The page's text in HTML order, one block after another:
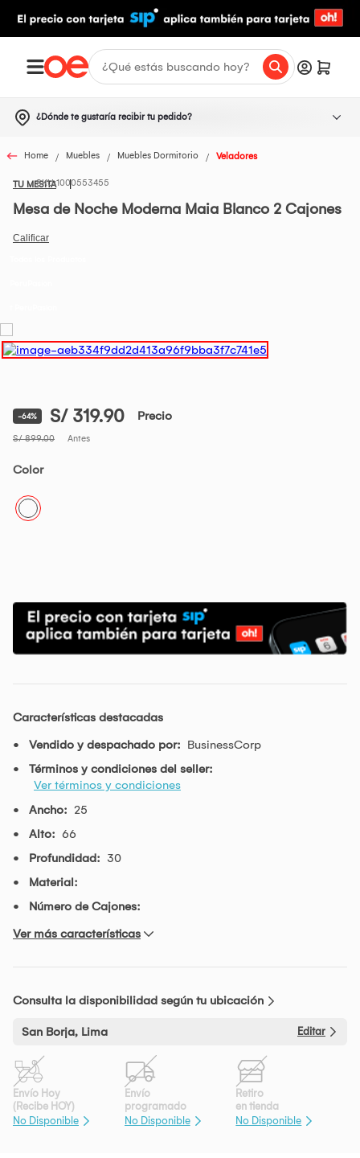
¿Dónde te gustaría recibir tu pedido?
Home Muebles Muebles Dormitorio Veladores
TU MESITA1000553455
Mesa de Noche Moderna Maia Blanco 2 Cajones
-64% S/ 319.90 Precio
S/ 899.00 Antes
Color
Características destacadas
Vendido y despachado por: BusinessCorp
Términos y condiciones del seller:
Ver términos y condiciones
Ancho: 25
Alto: 66
Profundidad: 30
Material:
Número de Cajones:
Ver más características
Consulta la disponibilidad según tu ubicación
San Borja, Lima Editar
Envío Hoy
(Recibe HOY)
No Disponible
Envío
programado
No Disponible
Retiro
en tienda
No Disponible